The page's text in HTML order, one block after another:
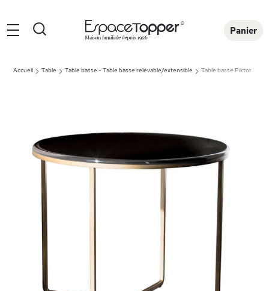
Panier
Rechercher
Accueil Table Table basse - Table basse relevable/extensible Table basse Piktor